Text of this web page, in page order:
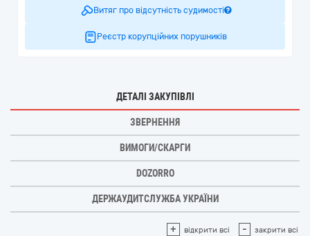
Витяг про відсутність судимості
Реєстр корупційних порушників
ДЕТАЛІ ЗАКУПІВЛІ
ЗВЕРНЕННЯ
ВИМОГИ/СКАРГИ
DOZORRO
ДЕРЖАУДИТСЛУЖБА УКРАЇНИ
+ відкрити всі - закрити всі